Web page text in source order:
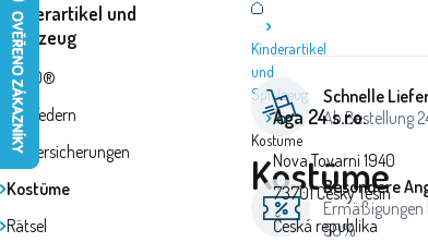
Kinderartikel und
Spielzeug
LEGO®
3D-Federn
Kindersicherungen
Kostüme
Rätsel
Kinderartikel
und
Spielzeug
Kostüme
Kostüme
Schnelle
Ab Bestellung
Besondere
Ermäßigungen
50%
Aga 24 s.r.o.
Nova Tovarni 1940
73701 Cesky Tesin
Česká republika